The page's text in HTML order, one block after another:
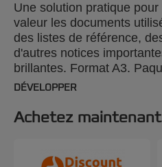
Une solution pratique
valeur les documents
des listes de référence,
d'autres notices
brillantes. Format A3.
DÉVELOPPER
Achetez